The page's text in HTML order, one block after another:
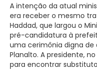
A intenção da atual
era receber o mesmo
Haddad, que largou o
pré-candidatura à
uma cerimônia digna de
Planalto. A presidente,
para encontrar